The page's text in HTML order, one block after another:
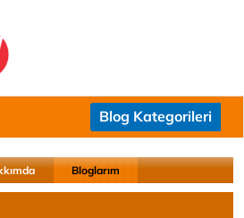
Blog Kategorileri
Bloglarım